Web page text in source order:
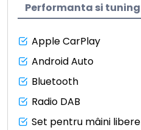
Performanta si tuning
Apple CarPlay
Android Auto
Bluetooth
Radio DAB
Set pentru mâini libere